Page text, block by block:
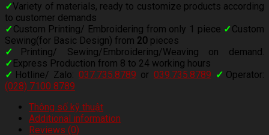
✓Variety of materials, ready to customize products according
to customer demands
✓Custom Printing/ Embroidering from only 1 piece ✓Custom
Sewing(for Basic Design) from 20 pieces
✓
Printing/ Sewing/Embroidering/Weaving on demand.
✓ Express Production from 8 to 24 working hours
✓ Hotline/ Zalo: 037.735.8789 or 039.735.8789 ✓ Operator:
(028) 7100 8789
Thông số kỹ thuật
Additional information
Reviews (0)